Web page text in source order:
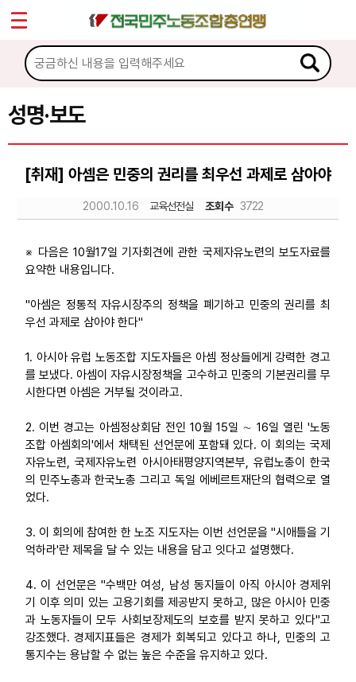
성명·보도
[취재] 아셈은 민중의 권리를 최우선 과제로 삼아야
2000.10.16 교육선전실 조회수 3722
※ 다음은 10월17일 기자회견에 관한 국제자유노련의 보도자료를
요약한 내용입니다.
"아셈은 정통적 자유시장주의 정책을 폐기하고 민중의 권리를 최
우선 과제로 삼아야 한다"
1. 아시아 유럽 노동조합 지도자들은 아셈 정상들에게 강력한 경고
를 보냈다. 아셈이 자유시장정책을 고수하고 민중의 기본권리를 무
시한다면 아셈은 거부될 것이라고.
2. 이번 경고는 아셈정상회담 전인 10월 15일 ∼ 16일 열린 '노동
조합 아셈회의'에서 채택된 선언문에 포함돼 있다. 이 회의는 국제
자유노련, 국제자유노련 아시아태평양지역본부, 유럽노총이 한국
의 민주노총과 한국노총 그리고 독일 에베르트재단의 협력으로 열
었다.
3. 이 회의에 참여한 한 노조 지도자는 이번 선언문을 "시애틀을 기
억하라'란 제목을 달 수 있는 내용을 담고 잇다고 설명했다.
4. 이 선언문은 "수백만 여성, 남성 동지들이 아직 아시아 경제위
기 이후 의미 있는 고용기회를 제공받지 못하고, 많은 아시아 민중
과 노동자들이 모두 사회보장제도의 보호를 받지 못하고 있다"고
강조했다. 경제지표들은 경제가 회복되고 있다고 하나, 민중의 고
통지수는 용납할 수 없는 높은 수준을 유지하고 있다.
마이페이지
소개
소식
공지사항
성명·보도
노동상담
자료
업무
Sketchbook5, 스케치북5
Sketchbook5, 스케치북5